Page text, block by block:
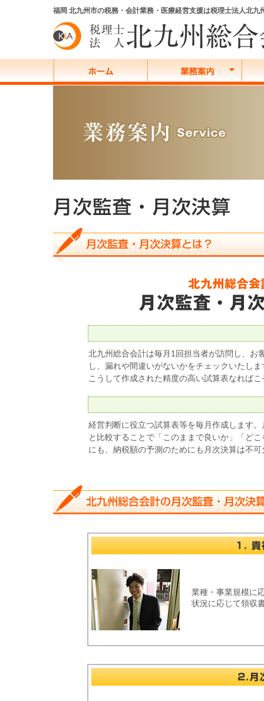
福岡 北九州市の税務・会計業務・医療経営支援は税理士法人北九
北九州総合会計は毎月1回担当者が訪問し、お
し、漏れや間違いがないかをチェックいたしま
こうして作成された精度の高い試算表なれば
経営判断に役立つ試算表等を毎月作成します
と比較することで「このままで良いか」「ど
にも、納税額の予測のためにも月次決算は不可
業種・事業規模に
状況に応じて領収